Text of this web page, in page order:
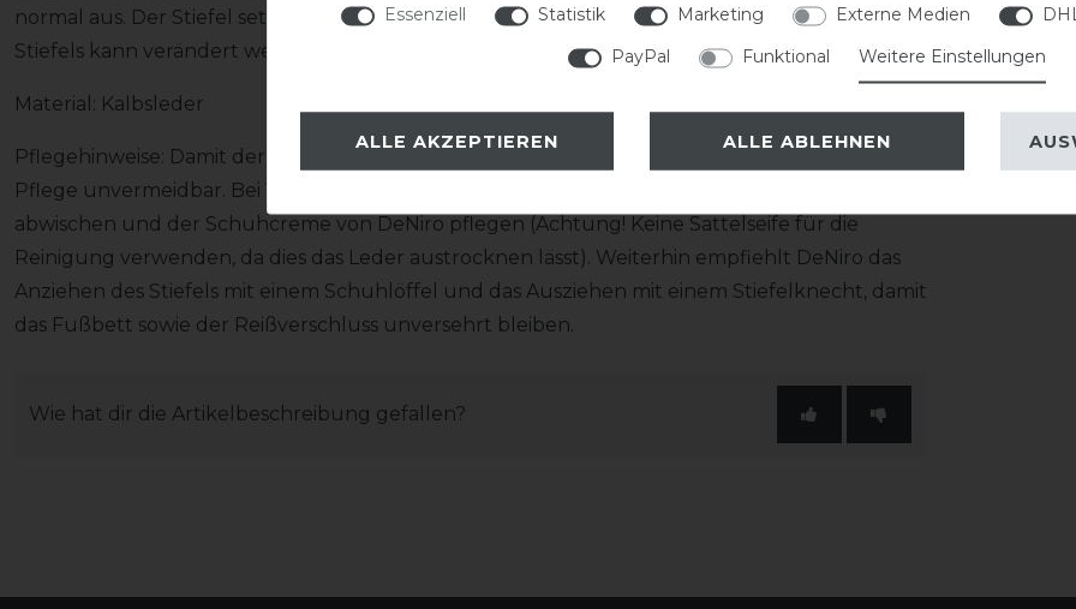
normal aus. Der Stiefel setzt sich mit der Zeit um ca. 1cm. Das Top wie auch die Farbe des
Stiefels kann verändert werden! Spreche uns einfach darauf an!
Material: Kalbsleder
Pflegehinweise: Damit der Stiefel nicht in Mitleidenschaft gezogen wird, ist eine regelmäßige
Pflege unvermeidbar. Bei Verschmutzung den Stiefel zeitnah mit einem feuchten Tuch
abwischen und der Schuhcreme von DeNiro pflegen (Achtung! Keine Sattelseife für die
Reinigung verwenden, da dies das Leder austrocknen lässt). Weiterhin empfiehlt DeNiro das
Anziehen des Stiefels mit einem Schuhlöffel und das Ausziehen mit einem Stiefelknecht, damit
das Fußbett sowie der Reißverschluss unversehrt bleiben.
Wie hat dir die Artikelbeschreibung gefallen?
Essenziell Statistik Marketing Externe Medien
PayPal
Funktional Weitere Einstellungen
ALLE AKZEPTIEREN ALLE ABLEHNEN